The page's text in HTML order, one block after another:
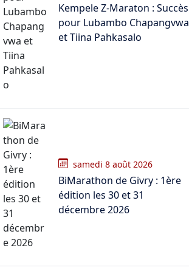
Kempele Z-Maraton : Succès
pour Lubambo Chapangvwa
et Tiina Pahkasalo
samedi 8 août 2026
BiMarathon de Givry : 1ère
édition les 30 et 31
décembre 2026